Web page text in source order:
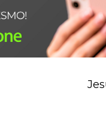
Jesus